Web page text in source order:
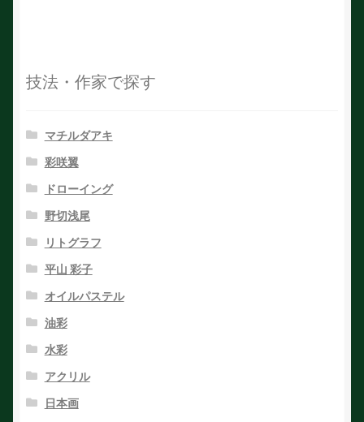
技法・作家で探す
マチルダアキ
彩咲翼
ドローイング
野切浅尾
リトグラフ
平山 彩子
オイルパステル
油彩
水彩
アクリル
日本画